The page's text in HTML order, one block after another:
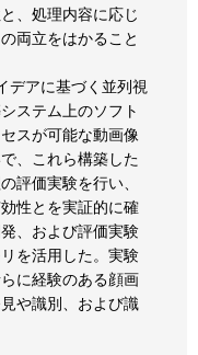
、処理内容に応じ
両立をはかること
デアに基づく並列視
ステム上のソフト
スが可能な動画像
、これら構築した
評価実験を行い、
性とを実証的に確
、および評価実験
を活用した。実験
に経験のある顔画
や識別、および識